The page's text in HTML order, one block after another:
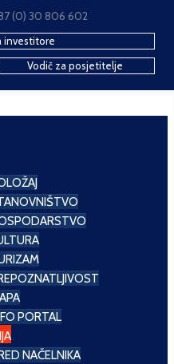
(0) 30 806 602
investitore
Vodič za posjetitelje
PORTAL
NAČELNIKA